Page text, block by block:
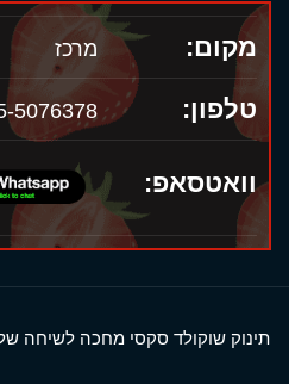
מקום: מרכז
טלפון: 5076378
וואטסאפ:
תינוק שוקולד סקסי מחכה לשיחה